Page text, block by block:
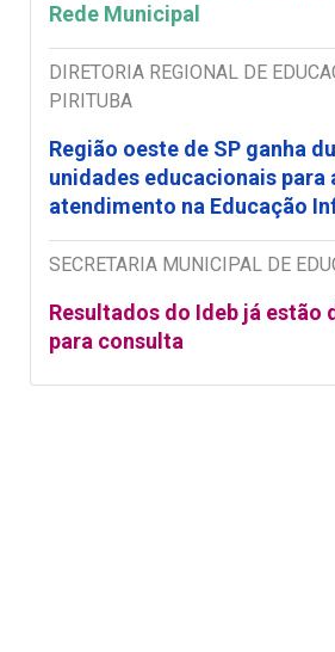
Rede Municipal
DIRETORIA REGIONAL DE
PIRITUBA
Região oeste de SP ganha
unidades educacionais para
atendimento na Educação
SECRETARIA MUNICIPAL DE
Resultados do Ideb já estão
para consulta